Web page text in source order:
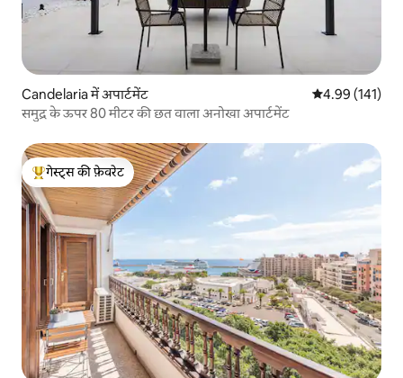
Candelaria में अपार्टमेंट औसत रेटिंग 5 में से
4.99 (141)
समुद्र के ऊपर 80 मीटर की छत वाला अनोखा अपार्टमेंट
गेस्ट्स का टॉप फ़ेवरेट
गेस्ट्स की फ़ेवरेट